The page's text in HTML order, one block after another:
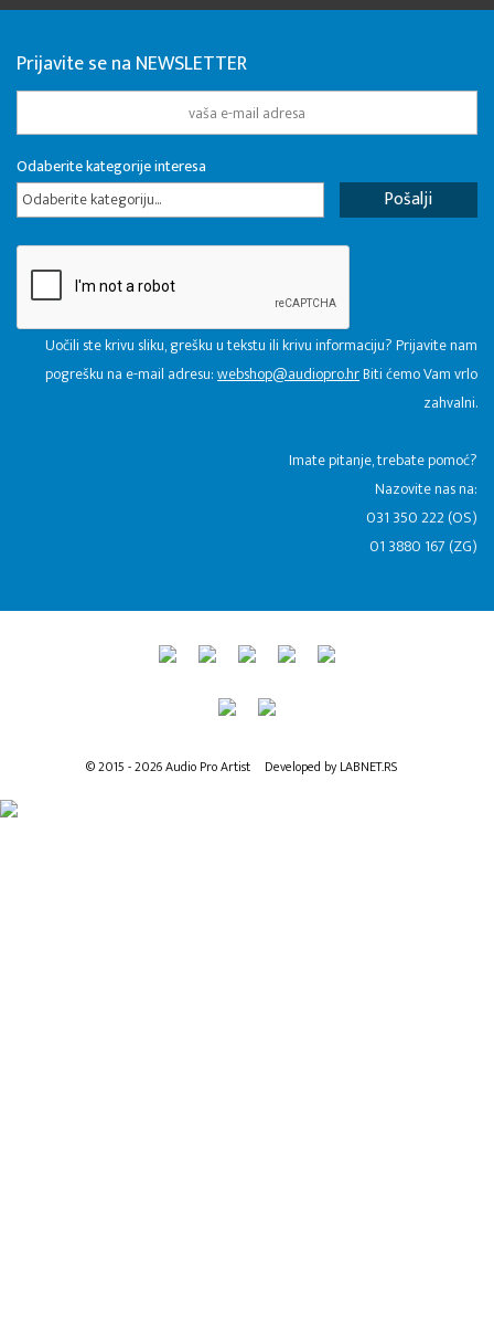
Prijavite se na NEWSLETTER
Odaberite kategorije interesa
Odaberite kategoriju...
Uočili ste krivu sliku, grešku u tekstu ili krivu informaciju? Prijavite nam
pogrešku na e-mail adresu:webshop@audiopro.hrBiti ćemo Vam vrlo
zahvalni.
​Imate pitanje, trebate pomoć?
Nazovite nas na:
031 350 222 (OS)
01 3880 167 (ZG)
© 2015 - 2026 Audio Pro Artist Developed by LABNET.RS